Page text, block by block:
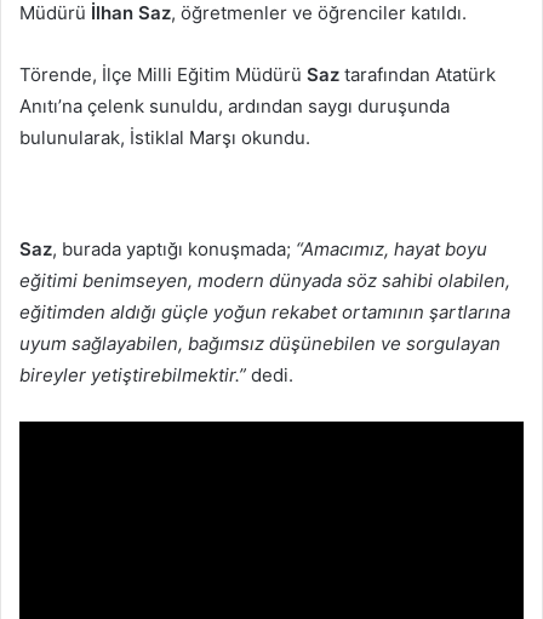
Müdürü İlhan Saz, öğretmenler ve öğrenciler katıldı.
Törende, İlçe Milli Eğitim Müdürü Saz tarafından Atatürk
Anıtı’na çelenk sunuldu, ardından saygı duruşunda
bulunularak, İstiklal Marşı okundu.
Saz, burada yaptığı konuşmada; “Amacımız, hayat boyu
eğitimi benimseyen, modern dünyada söz sahibi olabilen,
eğitimden aldığı güçle yoğun rekabet ortamının şartlarına
uyum sağlayabilen, bağımsız düşünebilen ve sorgulayan
bireyler yetiştirebilmektir.” dedi.